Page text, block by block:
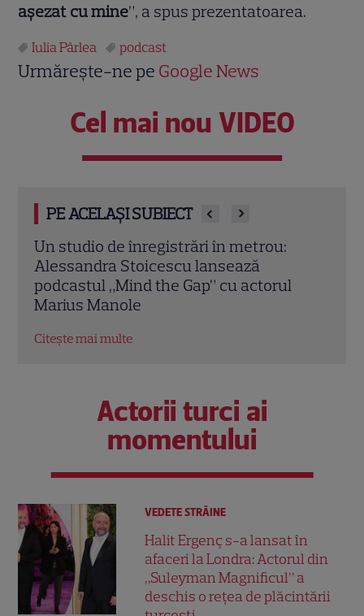
așezat cu mine”, a spus prezentatoarea.
Iulia Pârlea podcast
Urmărește-ne pe Google News
Cel mai nou VIDEO
PE ACELAȘI SUBIECT
Daciana Sârbu, confesiuni dureroase
despre divorț la podcastul lui Teo
Trandafir: „Aveam sentimentul că nu
sunt capabilă să fiu mamă”
Citește mai multe
Actorii turci ai
momentului
VEDETE STRĂINE
Halit Ergenç s-a lansat în
afaceri la Londra: Actorul din
„Suleyman Magnificul” a
deschis o rețea de plăcintării